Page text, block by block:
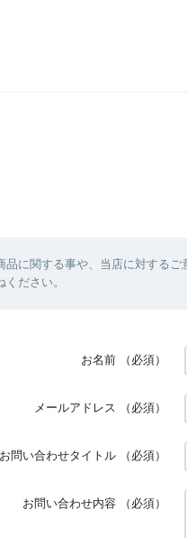
品に関する事や、当店に対する
ください。
お名前 （必須）
メールアドレス （必須）
お問い合わせタイトル （必須）
お問い合わせ内容 （必須）